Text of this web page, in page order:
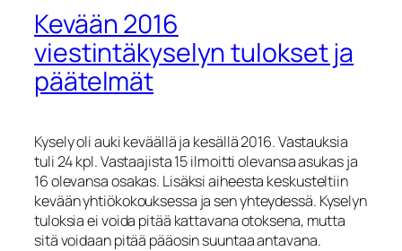
Kevään 2016
viestintäkyselyn tulokset ja
päätelmät
Kysely oli auki keväällä ja kesällä 2016. Vastauksia
tuli 24 kpl. Vastaajista 15 ilmoitti olevansa asukas ja
16 olevansa osakas. Lisäksi aiheesta keskusteltiin
kevään yhtiökokouksessa ja sen yhteydessä. Kyselyn
tuloksia ei voida pitää kattavana otoksena, mutta
sitä voidaan pitää pääosin suuntaa antavana.